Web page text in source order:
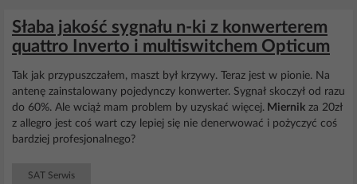
Słaba jakość sygnału n-ki z konwerterem
quattro Inverto i multiswitchem Opticum
Tak jak przypuszczałem, maszt był krzywy. Teraz jest w pionie. Na
antenę zainstalowany pojedynczy konwerter. Sygnał skoczył od razu
do 60%. Ale wciąż mam problem by uzyskać więcej. Miernik za 20zł
z allegro jest coś wart czy lepiej się nie denerwować i pożyczyć coś
bardziej profesjonalnego?
SAT Serwis